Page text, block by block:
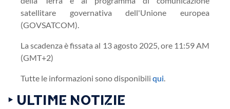
satellitare governativa dell'Unione europea
(GOVSATCOM).
La scadenza è fissata al 13 agosto 2025, ore 11:59 AM
(GMT+2)
Tutte le informazioni sono disponibili qui.
‣ ULTIME NOTIZIE